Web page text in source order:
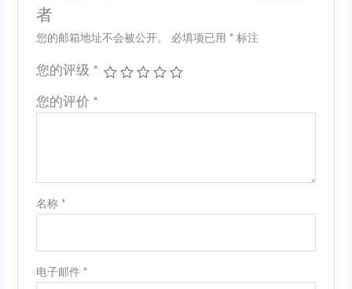
者
您的邮箱地址不会被公开。 必填项已用 *标注
您的评级 *
您的评价 *
名称 *
电子邮件 *